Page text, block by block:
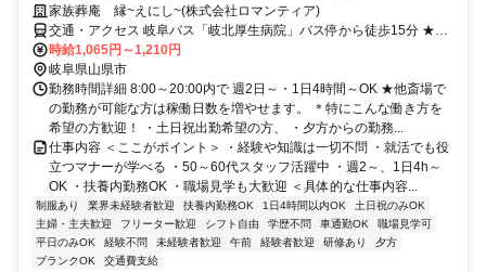
家族葬庵 縁~えにし~(株式会社ロマンティア)
交通・アクセス 岐阜バス「岐北厚生病院」バス停から徒歩15分 ★車
通勤OK
時給1,065円～1,210円
岐阜県山県市
勤務時間詳細 8:00～20:00内で 週2日～・1日4時間～OK ★他斎場で
の勤務が可能な方は稼働日数を増やせます。 ＊特にこんな働き方を
希望の方歓迎！ ・土日祝出勤希望の方、 ・夕方からの勤務...
仕事内容 ＜ここがポイント＞ ・経験や知識は一切不問 ・就活でも役
立つマナーが学べる ・50～60代スタッフ活躍中 ・週2～、1日4h～
OK ・扶養内勤務OK ・職場見学も大歓迎 ＜具体的な仕事内容...
制服あり 業界未経験者歓迎 扶養内勤務OK 1日4時間以内OK
土日祝のみOK
主婦・主夫歓迎
フリーター歓迎 シフト自由 学歴不問 車通勤OK
職場見学可
平日のみOK
経験不問 未経験者歓迎 午前 経験者歓迎 研修あり
夕方
ブランクOK
交通費支給